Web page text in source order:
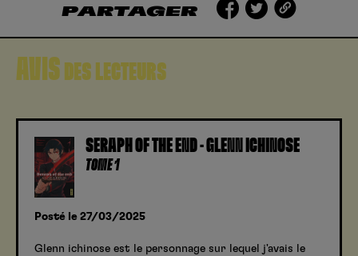
PARTAGER
AVIS DES LECTEURS
SERAPH OF THE END - GLENN ICHINOSE
TOME 1
Posté le 27/03/2025
Glenn ichinose est le personnage sur lequel j'avais le